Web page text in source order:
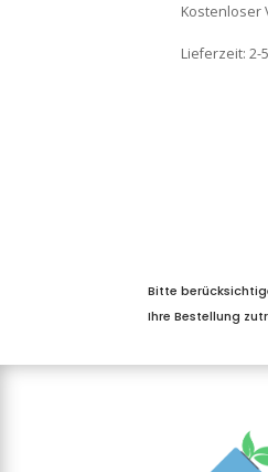
Kostenloser
Lieferzeit:2-
Bitte
Ihre Bestellung